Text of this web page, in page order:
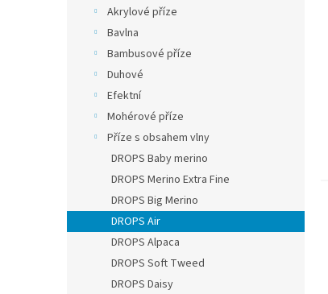
Akrylové příze
Bavlna
Bambusové příze
Duhové
Efektní
Mohérové příze
Příze s obsahem vlny
DROPS Baby merino
DROPS Merino Extra Fine
DROPS Big Merino
DROPS Air
DROPS Alpaca
DROPS Soft Tweed
DROPS Daisy